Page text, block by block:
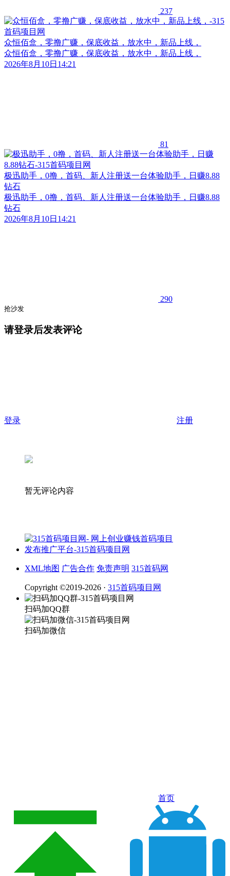
237
众恒佰盒，零撸广赚，保底收益，放水中，新品上线，
众恒佰盒，零撸广赚，保底收益，放水中，新品上线，
2026年8月10日14:21
81
极迅助手，0撸，首码、新人注册送一台体验助手，日赚8.88
钻石
极迅助手，0撸，首码、新人注册送一台体验助手，日赚8.88
钻石
2026年8月10日14:21
290
抢沙发
请登录后发表评论
登录 注册
暂无评论内容
XML地图 广告合作 免责声明 315首码网
Copyright ©2019-2026 · 315首码项目网
扫码加QQ群
扫码加微信
首页